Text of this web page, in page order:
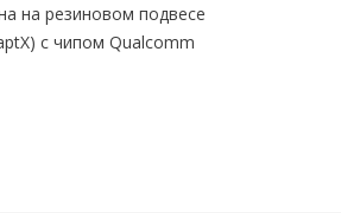
на резиновом подвесе
с чипом Qualcomm